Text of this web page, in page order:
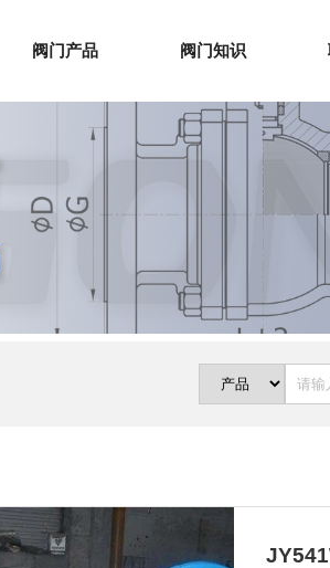
阀门产品 阀门知识